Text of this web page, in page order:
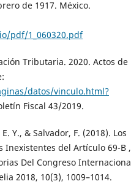
de 1917. México.
pdf/1_060320.pdf
Tributaria. 2020. Actos de
datos/vinculo.html?
Fiscal 43/2019.
Y., & Salvador, F. (2018). Los
Inexistentes del Artículo 69-B ,
Del Congreso
2018, 10(3), 1009–1014.